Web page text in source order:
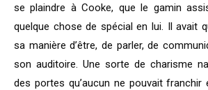
se plaindre à Cooke, que le gamin
quelque chose de spécial en lui. Il avait
sa manière d’être, de parler, de
son auditoire. Une sorte de charisme
des portes qu’aucun ne pouvait franchir